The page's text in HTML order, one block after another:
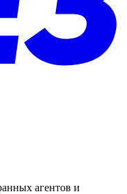
агентов и